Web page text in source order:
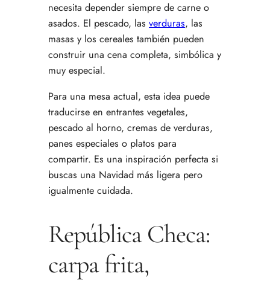
necesita depender siempre de carne o
asados. El pescado, las verduras, las
masas y los cereales también pueden
construir una cena completa, simbólica y
muy especial.
Para una mesa actual, esta idea puede
traducirse en entrantes vegetales,
pescado al horno, cremas de verduras,
panes especiales o platos para
compartir. Es una inspiración perfecta si
buscas una Navidad más ligera pero
igualmente cuidada.
República Checa:
carpa frita,